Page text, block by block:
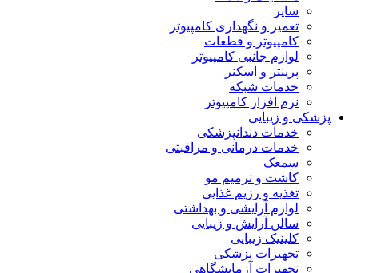
سایر
تعمیر و نگهداری کامپیوتر
کامپیوتر و قطعات
لوازم جانبی کامپیوتر
پرینتر و اسکنر
خدمات شبکه
نرم افزار کامپیوتر
پزشکی و زیبایی
خدمات دندانپزشکی
خدمات درمانی و مراقبتی
سمعک
کاشت و ترمیم مو
تغذیه و رژیم غذایی
لوازم آرایشی و بهداشتی
سالن آرایش و زیبایی
کلینیک زیبایی
تجهیزات پزشکی
تجهیزات آزمایشگاهی